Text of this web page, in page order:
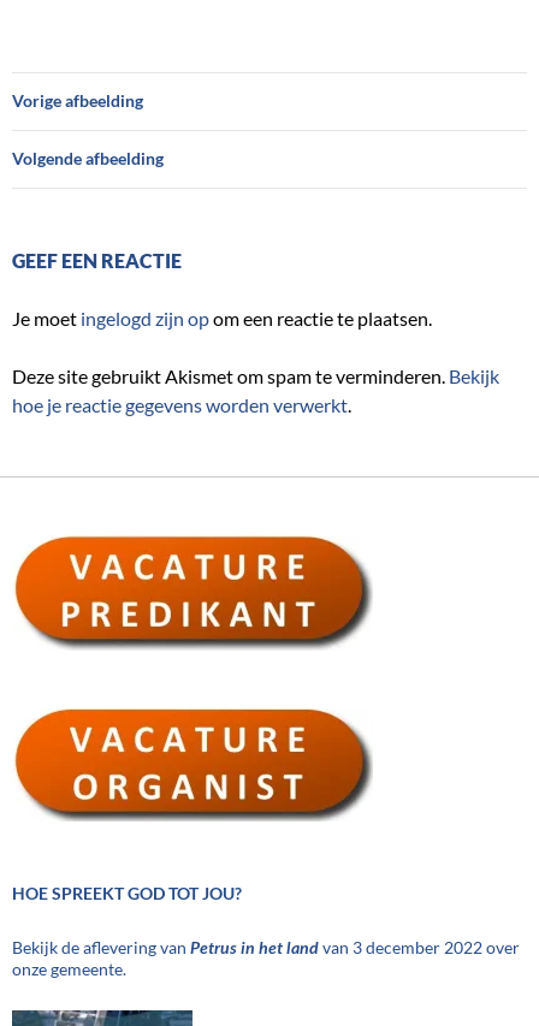
Vorige afbeelding
Volgende afbeelding
GEEF EEN REACTIE
Je moet ingelogd zijn opom een reactie te plaatsen.
Deze site gebruikt Akismet om spam te verminderen. Bekijk
hoe je reactie gegevens worden verwerkt
HOE SPREEKT GOD TOT JOU?
Bekijk de aflevering van Petrus in het landvan 3 december 2022 over
onze gemeente.